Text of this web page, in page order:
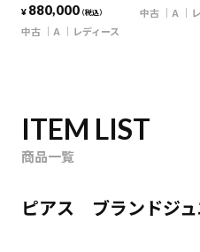
¥ 880,000（税込）
中古 A レディース
中古 A
ITEM LIST
商品一覧
ピアス ブランドジ